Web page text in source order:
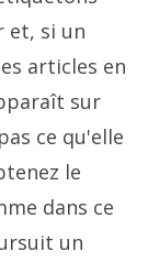
et, si un
articles en
sur
ce qu'elle
le
dans ce
un